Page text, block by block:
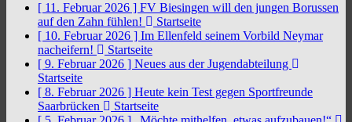
[ 11. Februar 2026 ] FV Biesingen will den jungen Borussen
auf den Zahn fühlen!
Startseite
[ 10. Februar 2026 ] Im Ellenfeld seinem Vorbild Neymar
nacheifern!
Startseite
[ 9. Februar 2026 ] Neues aus der Jugendabteilung
Startseite
[ 8. Februar 2026 ] Heute kein Test gegen Sportfreunde
Saarbrücken
Startseite